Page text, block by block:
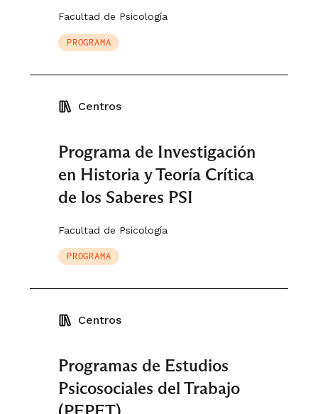
Facultad de Psicología
PROGRAMA
Centros
Programa de Investigación
en Historia y Teoría Crítica
de los Saberes PSI
Facultad de Psicología
PROGRAMA
Centros
Programas de Estudios
Psicosociales del Trabajo